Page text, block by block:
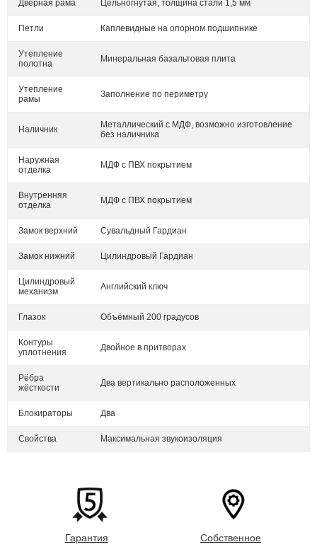
Дверная рама Цельногнутая, толщина стали 1,5 мм
Петли Каплевидные на опорном подшипнике
Утепление
полотна
Минеральная базальтовая плита
Утепление
рамы
Заполнение по периметру
Наличник
Металлический с МДФ, возможно изготовление
без наличника
Наружная
отделка
МДФ с ПВХ покрытием
Внутренняя
отделка
МДФ с ПВХ покрытием
Замок верхний Сувальдный Гардиан
Замок нижний Цилиндровый Гардиан
Цилиндровый
механизм
Английский ключ
Глазок Объёмный 200 градусов
Контуры
уплотнения
Двойное в притворах
Рёбра
жёсткости
Два вертикально расположенных
Блокираторы Два
Свойства Максимальная звукоизоляция
Гарантия
Собственное